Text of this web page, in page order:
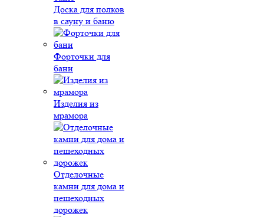
Доска для полков
в сауну и баню
Форточки для
бани
Изделия из
мрамора
Отделочные
камни для дома и
пешеходных
дорожек